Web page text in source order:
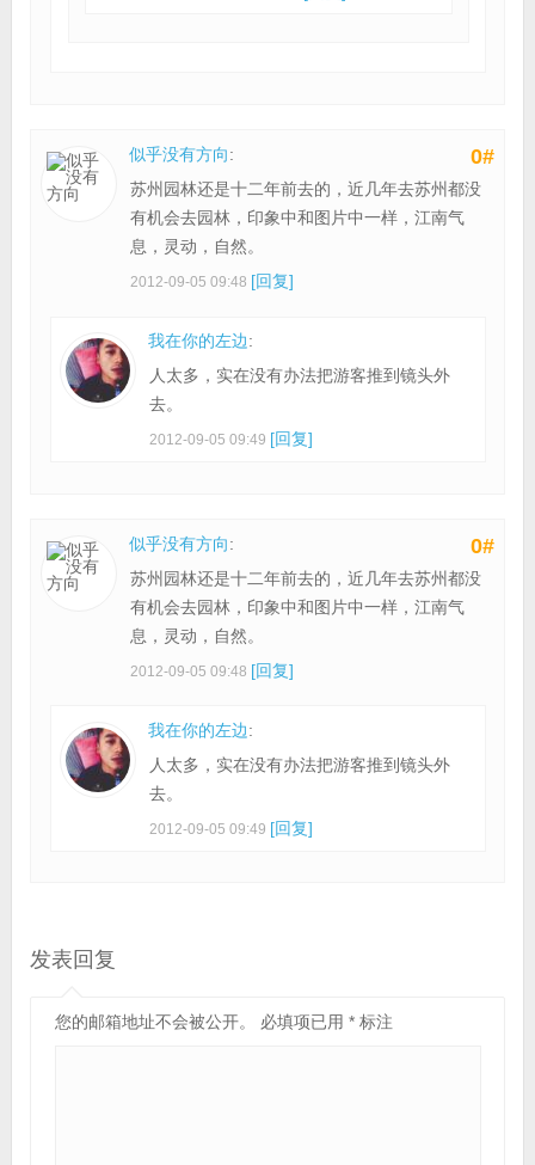
0#
似乎没有方向:
苏州园林还是十二年前去的，近几年去苏州都没
有机会去园林，印象中和图片中一样，江南气
息，灵动，自然。
2012-09-05 09:48 [回复]
我在你的左边:
人太多，实在没有办法把游客推到镜头外
去。
2012-09-05 09:49 [回复]
0#
似乎没有方向:
苏州园林还是十二年前去的，近几年去苏州都没
有机会去园林，印象中和图片中一样，江南气
息，灵动，自然。
2012-09-05 09:48 [回复]
我在你的左边:
人太多，实在没有办法把游客推到镜头外
去。
2012-09-05 09:49 [回复]
发表回复
您的邮箱地址不会被公开。 必填项已用 *标注